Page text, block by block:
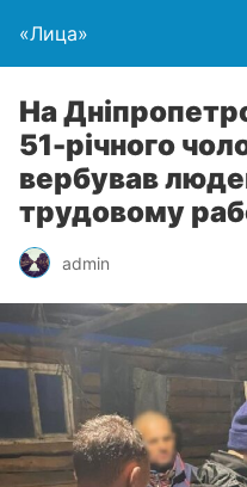
«Лица»
На
51-річного
вербував
трудовому
admin